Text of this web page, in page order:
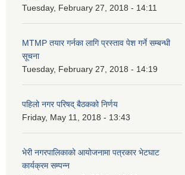
Tuesday, February 27, 2018 - 14:11
MTMP तयार गर्नका लागि प्रस्ताव पेश गर्ने सम्बन्धी
सूचना
Tuesday, February 27, 2018 - 14:19
पहिलो नगर परिषद् बैठकको निर्णय
Friday, May 11, 2018 - 13:43
भेरी नगरपालिकाको आयोजनामा पत्रकार भेटघाट
कार्यक्रम सम्पन्न